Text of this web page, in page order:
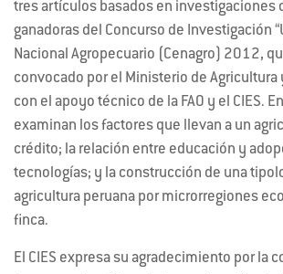
tres artículos basados en investigaciones
ganadoras del Concurso de Investigación
Nacional Agropecuario (Cenagro) 2012,
convocado por el Ministerio de Agricultura
con el apoyo técnico de la FAO y el CIES.
examinan los factores que llevan a un
crédito; la relación entre educación y
tecnologías; y la construcción de una
agricultura peruana por microrregiones
finca.
El CIES expresa su agradecimiento por la